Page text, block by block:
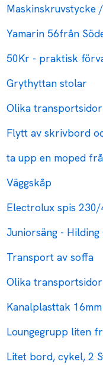
Maskinskruvstycke
Yamarin 56från
50Kr - praktisk
Grythyttan stolar
Olika
Flytt av skrivbord
ta upp en moped
Väggskåp
Electrolux spis
Juniorsäng -
Transport av soffa
Olika
Kanalplasttak 16mm
Loungegrupp liten
Litet bord, cykel, 2